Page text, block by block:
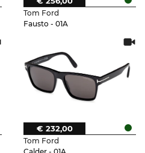
Tom Ford
Fausto - 01A
Tom Ford
€ 232,00